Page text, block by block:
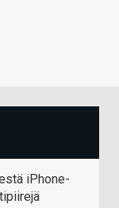
iPhone-